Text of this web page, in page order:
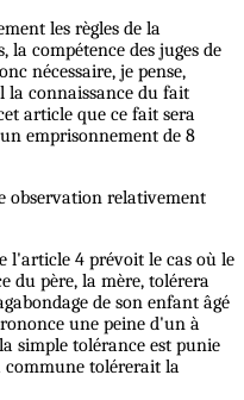
les règles de la
compétence des juges de
nécessaire, je pense,
connaissance du fait
article que ce fait sera
emprisonnement de 8
observation relativement
l'article 4 prévoit le cas où le
du père, la mère, tolérera
de son enfant âgé
une peine d'un à
simple tolérance est punie
commune tolérerait la